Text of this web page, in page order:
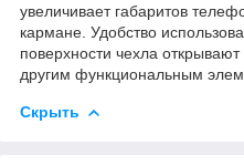
увеличивает габаритов
кармане. Удобство
поверхности чехла
другим функциональным
Скрыть